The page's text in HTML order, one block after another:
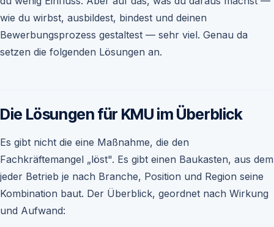
wie du wirbst, ausbildest, bindest und deinen
Bewerbungsprozess gestaltest — sehr viel. Genau da
setzen die folgenden Lösungen an.
Die Lösungen für KMU im Überblick
Es gibt nicht die eine Maßnahme, die den
Fachkräftemangel „löst". Es gibt einen Baukasten, aus dem
jeder Betrieb je nach Branche, Position und Region seine
Kombination baut. Der Überblick, geordnet nach Wirkung
und Aufwand: